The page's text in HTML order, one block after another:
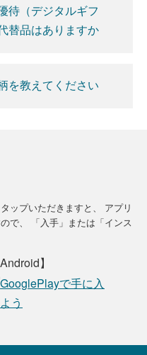
待（デジタルギフ
替品はありますか
を教えてください
ップいただきますと、
アプリ
で、
「入手」または「インス
Android】